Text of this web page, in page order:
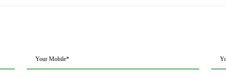
Your Mobile*